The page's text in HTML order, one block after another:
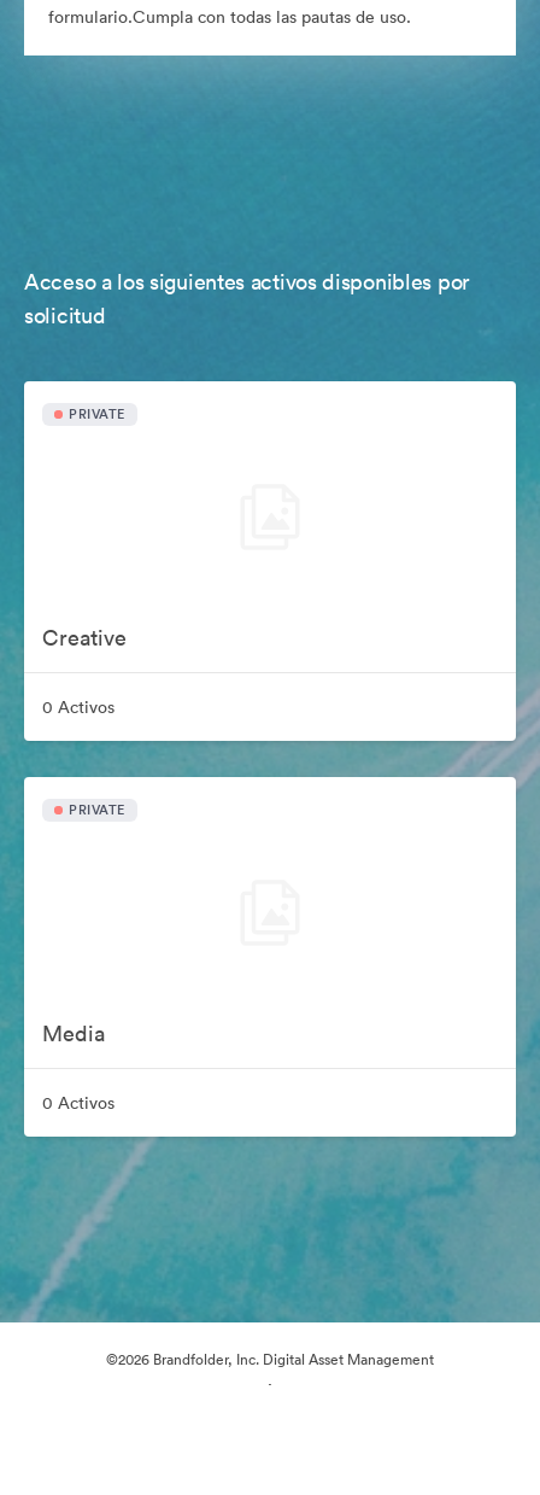
formulario.Cumpla con todas las pautas de uso.
Acceso a los siguientes activos disponibles por
solicitud
PRIVATE
Creative
0 Activos
PRIVATE
Media
0 Activos
©2026 Brandfolder, Inc. Digital Asset Management
·